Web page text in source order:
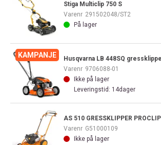
Stiga Multiclip 750 S
Varenr 291502048/ST2
På lager
Husqvarna LB 448SQ
Varenr 9706088-01
Ikke på lager
Leveringstid: 14dager
AS 510 GRESSKLIPPER PROCLIP
Varenr G51000109
Ikke på lager